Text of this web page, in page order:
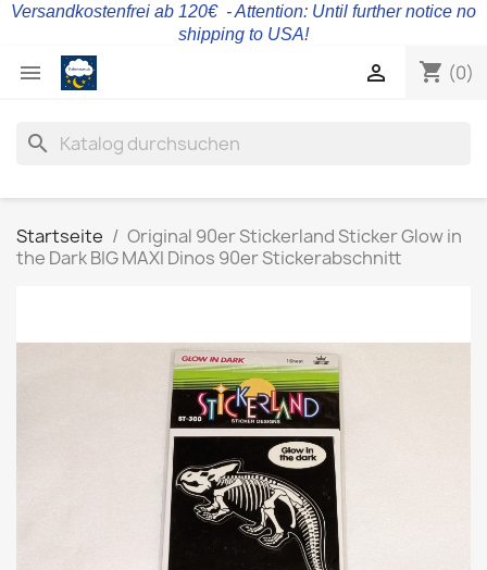
Versandkostenfrei ab 120€ - Attention: Until further notice no
shipping to USA!
 shopping_cart (0)

search
Startseite
Original 90er Stickerland Sticker Glow in
the Dark BIG MAXI Dinos 90er Stickerabschnitt